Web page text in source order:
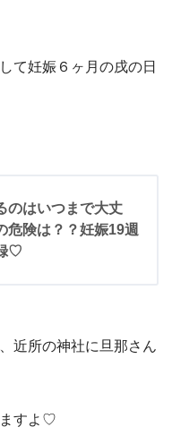
て妊娠６ヶ月の戌の日
のはいつまで大丈
危険は？？妊娠19週
♡
近所の神社に旦那さん
ますよ♡